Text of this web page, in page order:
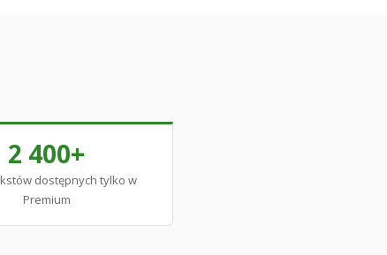
2 400+
dostępnych tylko w
Premium